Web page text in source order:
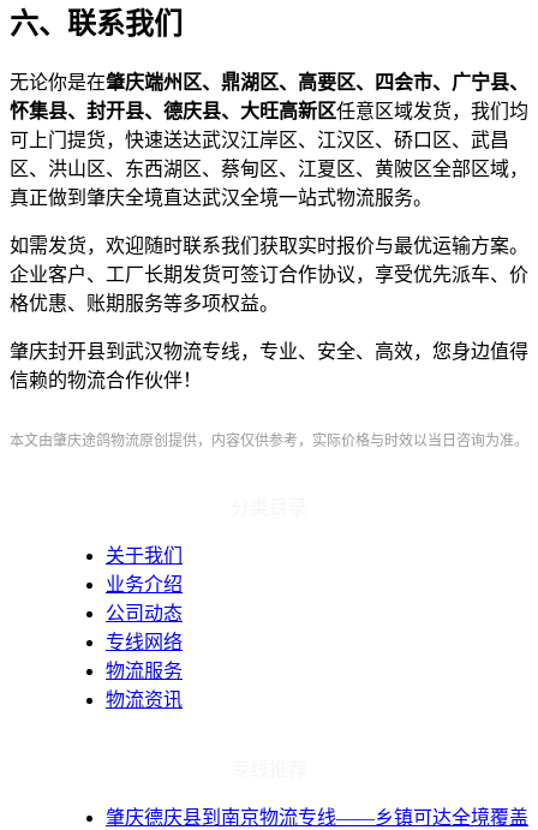
六、联系我们
无论你是在肇庆端州区、鼎湖区、高要区、四会市、广宁县、
怀集县、封开县、德庆县、大旺高新区任意区域发货，我们均
可上门提货，快速送达武汉江岸区、江汉区、硚口区、武昌
区、洪山区、东西湖区、蔡甸区、江夏区、黄陂区全部区域，
真正做到肇庆全境直达武汉全境一站式物流服务。
如需发货，欢迎随时联系我们获取实时报价与最优运输方案。
企业客户、工厂长期发货可签订合作协议，享受优先派车、价
格优惠、账期服务等多项权益。
肇庆封开县到武汉物流专线，专业、安全、高效，您身边值得
信赖的物流合作伙伴！
本文由肇庆途鸽物流原创提供，内容仅供参考，实际价格与时效以当日咨询为准。
关于我们
业务介绍
公司动态
专线网络
物流服务
物流资讯
肇庆德庆县到南京物流专线——乡镇可达全境覆盖